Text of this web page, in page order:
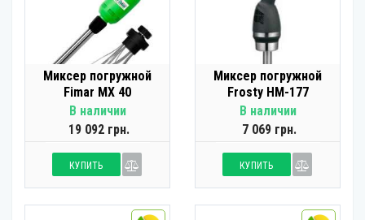
Миксер погружной
Fimar MХ 40
В наличии
19 092 грн.
КУПИТЬ
Миксер погружной
Frosty HM-177
В наличии
7 069 грн.
КУПИТЬ